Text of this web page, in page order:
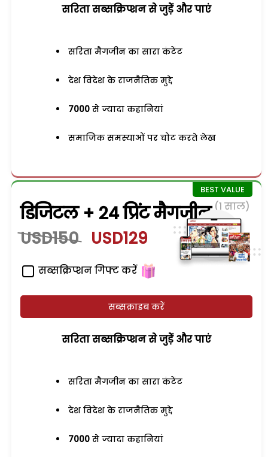
सरिता सब्सक्रिप्शन से जुड़ेें और पाएं
सरिता मैगजीन का सारा कंटेंट
देश विदेश के राजनैतिक मुद्दे
7000 से ज्यादा कहानियां
समाजिक समस्याओं पर चोट करते लेख
डिजिटल + 24 प्रिंट मैगजीन (1 साल)
USD150 USD129
सब्सक्रिप्शन गिफ्ट करें
सब्सक्राइब करें
सरिता सब्सक्रिप्शन से जुड़ेें और पाएं
सरिता मैगजीन का सारा कंटेंट
देश विदेश के राजनैतिक मुद्दे
7000 से ज्यादा कहानियां